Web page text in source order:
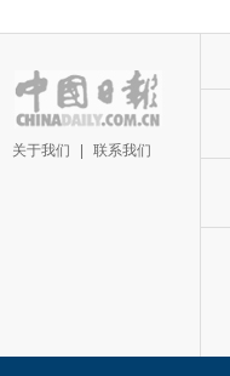
关于我们 联系我们